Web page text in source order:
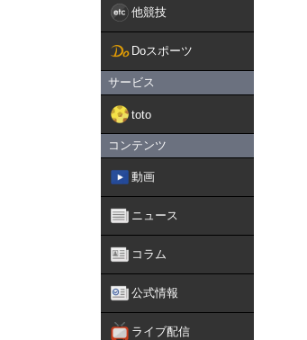
他競技
Doスポーツ
サービス
toto
コンテンツ
動画
ニュース
コラム
公式情報
ライブ配信